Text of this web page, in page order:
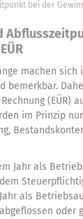
bei der
machen sich
bemerkbar.
(EÜR)
im Prinzip
Jahr als
als
oder